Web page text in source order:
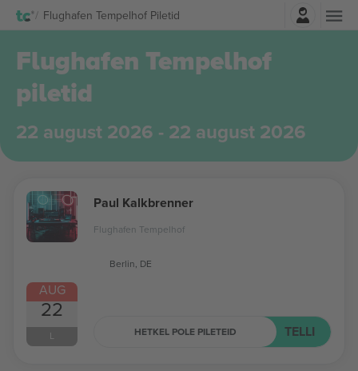
Flughafen Tempelhof Piletid
Flughafen Tempelhof
piletid
22 august 2026 - 22 august 2026
AUG
22
L
Paul Kalkbrenner
Flughafen Tempelhof
Berlin, DE
HETKEL POLE PILETEID TELLI